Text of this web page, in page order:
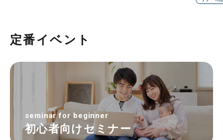
定番イベント
seminar for beginner
初心者向けセミナー